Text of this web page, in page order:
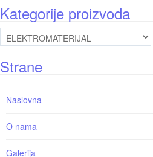
Kategorije proizvoda
Strane
Naslovna
O nama
Galerija